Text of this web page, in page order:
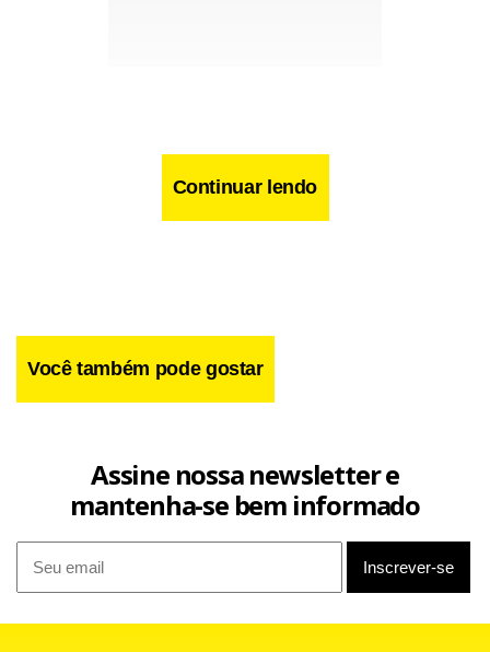
Continuar lendo
Você também pode gostar
Assine nossa newsletter e
mantenha-se bem informado